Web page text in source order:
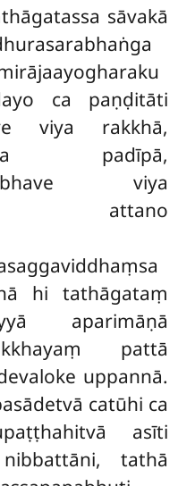
sāvakā
ca paṇḍitāti
viya rakkhā,
padīpā,
viya
attano
hi tathāgataṃ
aparimāṇā
pattā
uppannā.
catūhi ca
asīti
tathā